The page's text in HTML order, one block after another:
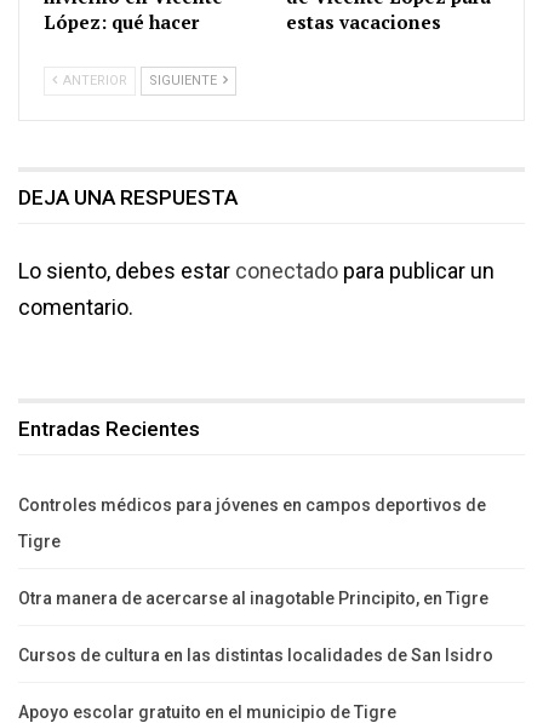
López: qué hacer
estas vacaciones
ANTERIOR SIGUIENTE
DEJA UNA RESPUESTA
Lo siento, debes estar conectado para publicar un
comentario.
Entradas Recientes
Controles médicos para jóvenes en campos deportivos de
Tigre
Otra manera de acercarse al inagotable Principito, en Tigre
Cursos de cultura en las distintas localidades de San Isidro
Apoyo escolar gratuito en el municipio de Tigre